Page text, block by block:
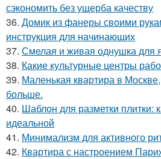
сэкономить без ущерба качеству
36. Домик из фанеры своими
инструкция для начинающих
37. Смелая и живая однушка для
38. Какие культурные центры
39. Маленькая квартира в
больше.
40. Шаблон для разметки плитки:
идеальной
41. Минимализм для активного
42. Квартира с настроением